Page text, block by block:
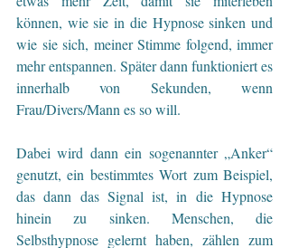
können, wie sie in die Hypnose sinken und
wie sie sich, meiner Stimme folgend, immer
mehr entspannen. Später dann funktioniert es
innerhalb von Sekunden, wenn
Frau/Divers/Mann es so will.
Dabei wird dann ein sogenannter „Anker“
genutzt, ein bestimmtes Wort zum Beispiel,
das dann das Signal ist, in die Hypnose
hinein zu sinken. Menschen, die
Selbsthypnose gelernt haben, zählen zum